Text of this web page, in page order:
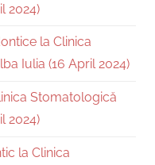
2024)
la Clinica
Iulia (16 April 2024)
Stomatologică
2024)
la Clinica